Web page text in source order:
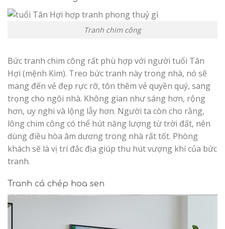
Tranh chim công
Bức tranh chim công rất phù hợp với người tuổi Tân
Hợi (mệnh Kim). Treo bức tranh này trong nhà, nó sẽ
mang đến vẻ đẹp rực rỡ, tôn thêm vẻ quyền quý, sang
trọng cho ngôi nhà. Không gian như sáng hơn, rộng
hơn, uy nghi và lộng lẫy hơn. Người ta còn cho rằng,
lông chim công có thể hút năng lượng từ trời đất, nên
dùng điều hòa âm dương trong nhà rất tốt. Phòng
khách sẽ là vị trí đắc địa giúp thu hút vượng khí của bức
tranh.
Tranh cá chép hoa sen